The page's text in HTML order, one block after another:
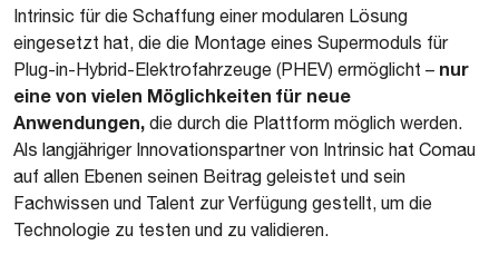
Intrinsic für die Schaffung einer modularen Lösung
eingesetzt hat, die die Montage eines Supermoduls für
Plug-in-Hybrid-Elektrofahrzeuge (PHEV) ermöglicht – nur
eine von vielen Möglichkeiten für neue
Anwendungen, die durch die Plattform möglich werden.
Als langjähriger Innovationspartner von Intrinsic hat Comau
auf allen Ebenen seinen Beitrag geleistet und sein
Fachwissen und Talent zur Verfügung gestellt, um die
Technologie zu testen und zu validieren.